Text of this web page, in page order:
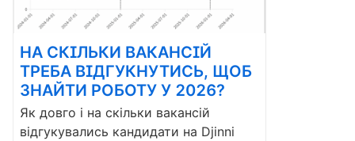
НА СКІЛЬКИ ВАКАНСІЙ
ТРЕБА ВІДГУКНУТИСЬ, ЩОБ
ЗНАЙТИ РОБОТУ У 2026?
Як довго і на скільки вакансій
відгукувались кандидати на Djinni